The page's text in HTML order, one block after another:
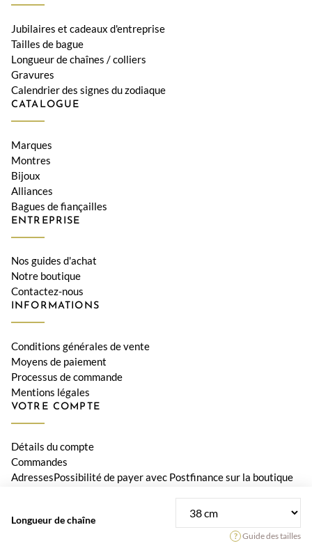
Longueur de chaîne
Guide des tailles
Jubilaires et cadeaux d'entreprise
Tailles de bague
Longueur de chaînes / colliers
Gravures
Calendrier des signes du zodiaque
CATALOGUE
Marques
Montres
Bijoux
Alliances
Bagues de fiançailles
ENTREPRISE
Nos guides d'achat
Notre boutique
Contactez-nous
INFORMATIONS
Conditions générales de vente
Moyens de paiement
Processus de commande
Mentions légales
VOTRE COMPTE
Détails du compte
Commandes
AdressesPossibilité de payer avec Postfinance sur la boutique
© 2026 Bijouterie Le Diamant, Orwa SA • Tous les prix incluent la